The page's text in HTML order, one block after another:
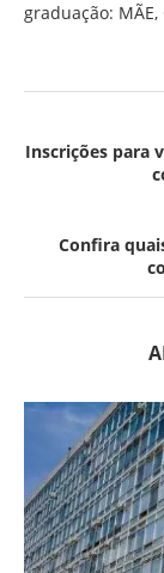
graduação: MÃE,
Inscrições para
Confira